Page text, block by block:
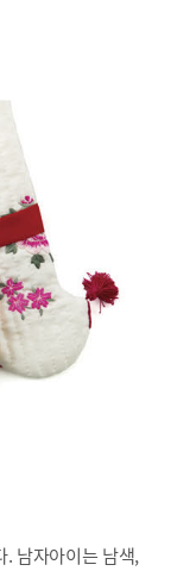
. 남자아이는 남색,